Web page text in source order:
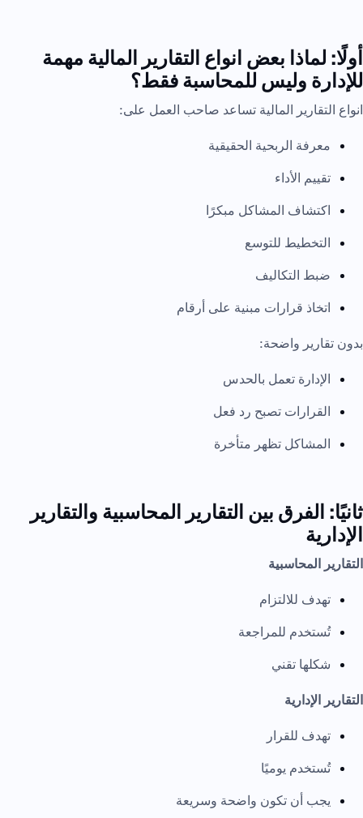
أولًا: لماذا بعض انواع التقارير المالية مهمة
للإدارة وليس للمحاسبة فقط؟
انواع التقارير المالية تساعد صاحب العمل على:
معرفة الربحية الحقيقية
تقييم الأداء
اكتشاف المشاكل مبكرًا
التخطيط للتوسع
ضبط التكاليف
اتخاذ قرارات مبنية على أرقام
بدون تقارير واضحة:
الإدارة تعمل بالحدس
القرارات تصبح رد فعل
المشاكل تظهر متأخرة
ثانيًا: الفرق بين التقارير المحاسبية والتقارير
الإدارية
التقارير المحاسبية
تهدف للالتزام
تُستخدم للمراجعة
شكلها تقني
التقارير الإدارية
تهدف للقرار
تُستخدم يوميًا
يجب أن تكون واضحة وسريعة